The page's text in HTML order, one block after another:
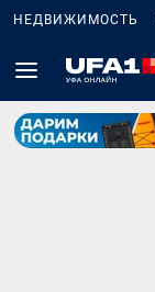
НЕДВИЖИМОСТЬ